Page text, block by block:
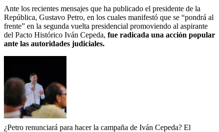
Ante los recientes mensajes que ha publicado el presidente de la
República, Gustavo Petro, en los cuales manifestó que se “pondrá al
frente” en la segunda vuelta presidencial promoviendo al aspirante
del Pacto Histórico Iván Cepeda, fue radicada una acción popular
ante las autoridades judiciales.
¿Petro renunciará para hacer la campaña de Iván Cepeda? El